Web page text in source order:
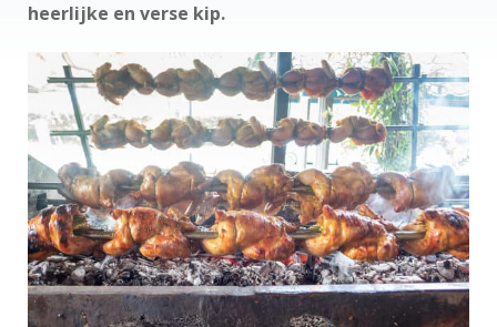
heerlijke en verse kip.